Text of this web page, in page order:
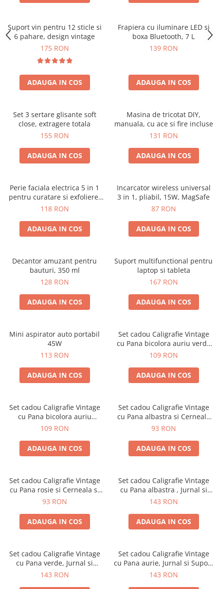
Suport vin pentru 12 sticle si
6 pahare, design vintage
175 RON
ADAUGA IN COS
Frapiera cu iluminare LED si
boxa Bluetooth, 7 L
139 RON
ADAUGA IN COS
Set 3 sertare glisante soft
close, extragere totala
155 RON
ADAUGA IN COS
Masina de tricotat DIY,
manuala, cu ace si fire incluse
131 RON
ADAUGA IN COS
Perie faciala electrica 5 in 1
pentru curatare si exfoliere,
cu vibratii, reincarcabila
118 RON
ADAUGA IN COS
Incarcator wireless universal
3 in 1, pliabil, 15W, MagSafe
87 RON
ADAUGA IN COS
Decantor amuzant pentru
bauturi, 350 ml
128 RON
ADAUGA IN COS
Suport multifunctional pentru
laptop si tableta
167 RON
ADAUGA IN COS
Mini aspirator auto portabil
45W
113 RON
ADAUGA IN COS
Set cadou Caligrafie Vintage
cu Pana bicolora auriu verde
si Accesorii pentru Sigiliu, 5
109 RON
ADAUGA IN COS
Set cadou Caligrafie Vintage
cu Pana bicolora auriu
albastru si Accesorii pentru
109 RON
ADAUGA IN COS
Set cadou Caligrafie Vintage
cu Pana albastra si Cerneala
si Accesorii, 7 piese
93 RON
ADAUGA IN COS
Set cadou Caligrafie Vintage
cu Pana rosie si Cerneala si
Accesorii, 7 piese
93 RON
ADAUGA IN COS
Set cadou Caligrafie Vintage
cu Pana albastra , Jurnal si
Suport pentru stilou, 9 piese
143 RON
ADAUGA IN COS
Set cadou Caligrafie Vintage
cu Pana verde, Jurnal si
Suport pentru stilou, 9 piese
143 RON
Set cadou Caligrafie Vintage
cu Pana aurie, Jurnal si Suport
pentru stilou, 9 piese
143 RON